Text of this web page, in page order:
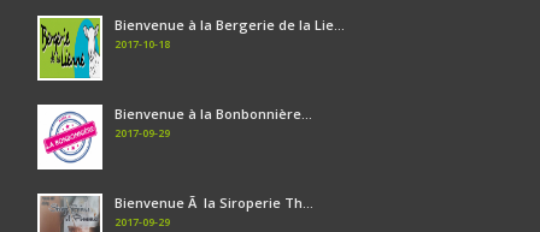
Bienvenue à la Bergerie de la Lie...
2017-10-18
Bienvenue à la Bonbonnière...
2017-09-29
Bienvenue Ã la Siroperie Th...
2017-09-29